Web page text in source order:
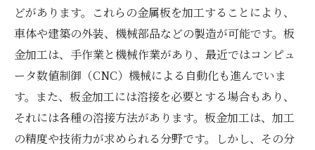
どがあります。これらの金属板を加工することにより、
車体や建築の外装、機械部品などの製造が可能です。板
金加工は、手作業と機械作業があり、最近ではコンピュ
ータ数値制御（CNC）機械による自動化も進んでいま
す。また、板金加工には溶接を必要とする場合もあり、
それには各種の溶接方法があります。板金加工は、加工
の精度や技術力が求められる分野です。しかし、その分